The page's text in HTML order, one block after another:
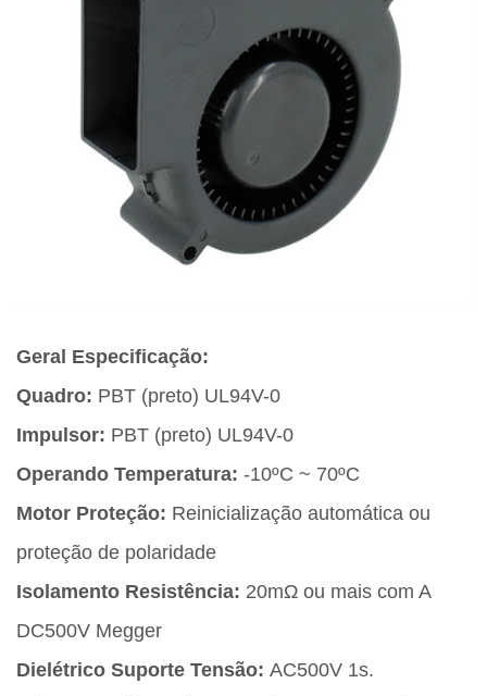
Geral Especificação:
Quadro: PBT (preto) UL94V-0
Impulsor: PBT (preto) UL94V-0
Operando Temperatura: -10ºC ~ 70ºC
Motor Proteção: Reinicialização automática ou
proteção de polaridade
Isolamento Resistência: 20mΩ ou mais com A
DC500V Megger
Dielétrico Suporte Tensão: AC500V 1s.